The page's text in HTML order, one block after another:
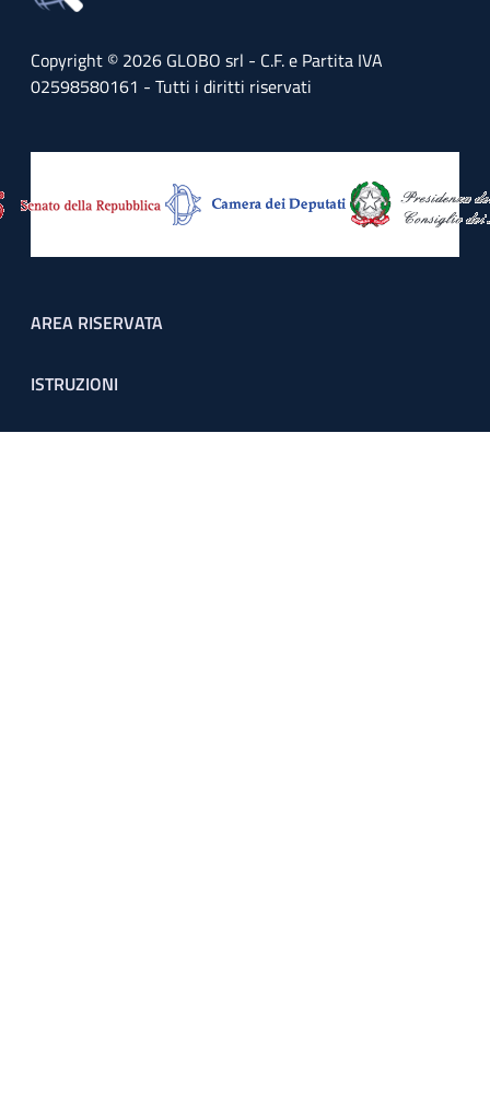
Copyright © 2026 GLOBO srl - C.F. e Partita IVA
02598580161 - Tutti i diritti riservati
Footer menu
AREA RISERVATA
ISTRUZIONI